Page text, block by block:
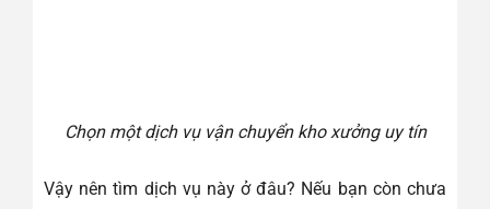
Chọn một dịch vụ vận chuyển kho xưởng uy tín
Vậy nên tìm dịch vụ này ở đâu? Nếu bạn còn chưa